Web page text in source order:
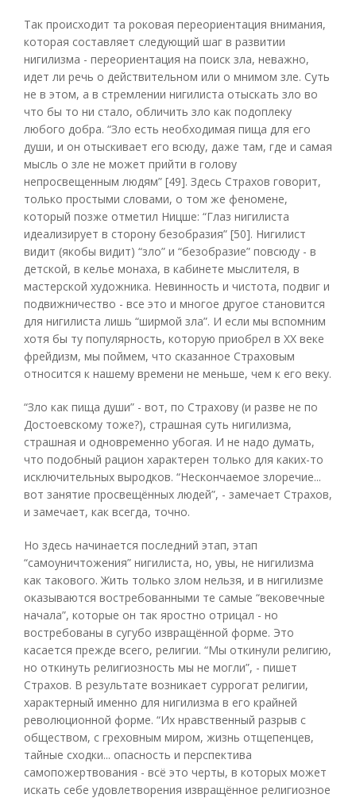
Так происходит та роковая переориентация внимания,
которая составляет следующий шаг в развитии
нигилизма - переориентация на поиск зла, неважно,
идет ли речь о действительном или о мнимом зле. Суть
не в этом, а в стремлении нигилиста отыскать зло во
что бы то ни стало, обличить зло как подоплеку
любого добра. “Зло есть необходимая пища для его
души, и он отыскивает его всюду, даже там, где и самая
мысль о зле не может прийти в голову
непросвещенным людям” [49]. Здесь Страхов говорит,
только простыми словами, о том же феномене,
который позже отметил Ницше: “Глаз нигилиста
идеализирует в сторону безобразия” [50]. Нигилист
видит (якобы видит) “зло” и “безобразие” повсюду - в
детской, в келье монаха, в кабинете мыслителя, в
мастерской художника. Невинность и чистота, подвиг и
подвижничество - все это и многое другое становится
для нигилиста лишь “ширмой зла”. И если мы вспомним
хотя бы ту популярность, которую приобрел в ХХ веке
фрейдизм, мы поймем, что сказанное Страховым
относится к нашему времени не меньше, чем к его веку.
“Зло как пища души” - вот, по Страхову (и разве не по
Достоевскому тоже?), страшная суть нигилизма,
страшная и одновременно убогая. И не надо думать,
что подобный рацион характерен только для каких-то
исключительных выродков. “Нескончаемое злоречие...
вот занятие просвещённых людей”, - замечает Страхов,
и замечает, как всегда, точно.
Но здесь начинается последний этап, этап
“самоуничтожения” нигилиста, но, увы, не нигилизма
как такового. Жить только злом нельзя, и в нигилизме
оказываются востребованными те самые “вековечные
начала”, которые он так яростно отрицал - но
востребованы в сугубо извращённой форме. Это
касается прежде всего, религии. “Мы откинули религию,
но откинуть религиозность мы не могли”, - пишет
Страхов. В результате возникает суррогат религии,
характерный именно для нигилизма в его крайней
революционной форме. “Их нравственный разрыв с
обществом, с греховным миром, жизнь отщепенцев,
тайные сходки... опасность и перспектива
самопожертвования - всё это черты, в которых может
искать себе удовлетворения извращённое религиозное